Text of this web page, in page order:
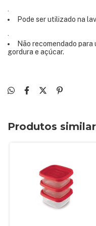
·
Pode ser utilizado na
·
Não recomendado
gordura e açúcar.
Produtos